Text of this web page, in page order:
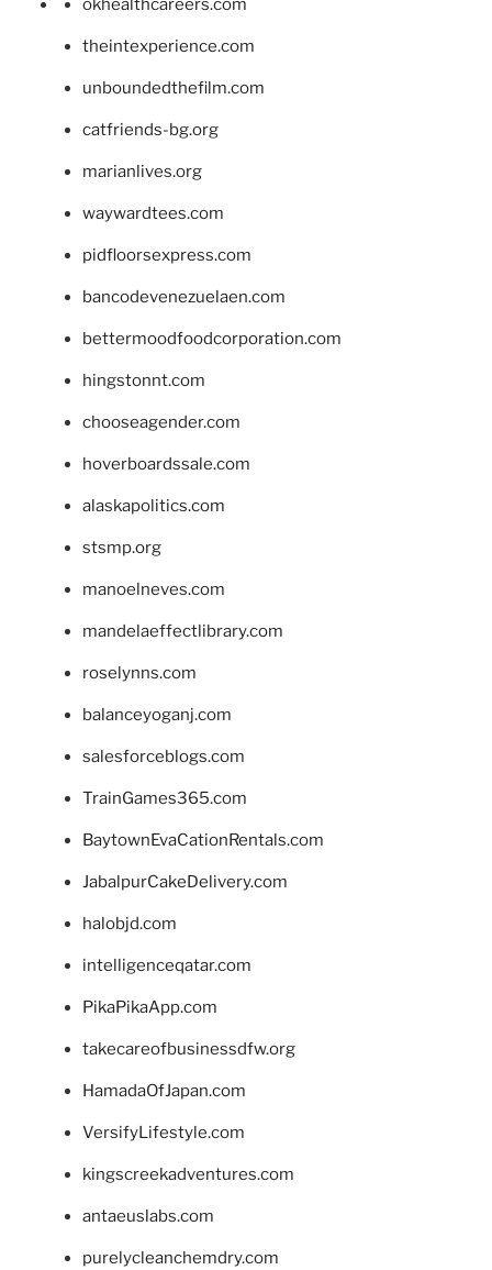
okhealthcareers.com
theintexperience.com
unboundedthefilm.com
catfriends-bg.org
marianlives.org
waywardtees.com
pidfloorsexpress.com
bancodevenezuelaen.com
bettermoodfoodcorporation.com
hingstonnt.com
chooseagender.com
hoverboardssale.com
alaskapolitics.com
stsmp.org
manoelneves.com
mandelaeffectlibrary.com
roselynns.com
balanceyoganj.com
salesforceblogs.com
TrainGames365.com
BaytownEvaCationRentals.com
JabalpurCakeDelivery.com
halobjd.com
intelligenceqatar.com
PikaPikaApp.com
takecareofbusinessdfw.org
HamadaOfJapan.com
VersifyLifestyle.com
kingscreekadventures.com
antaeuslabs.com
purelycleanchemdry.com